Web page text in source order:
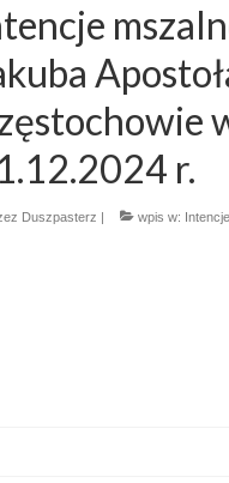
r.
Duszpasterz wpis w: